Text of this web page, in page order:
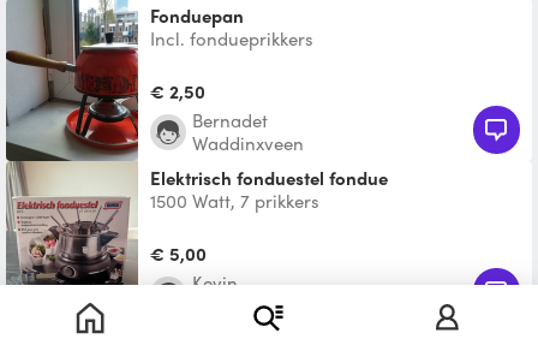
Fonduepan
Incl. fondueprikkers
€ 2,50
Bernadet
Waddinxveen
Elektrisch fonduestel fondue
1500 Watt, 7 prikkers
€ 5,00
Kevin
Groningen
Fonduepan 8 persoons